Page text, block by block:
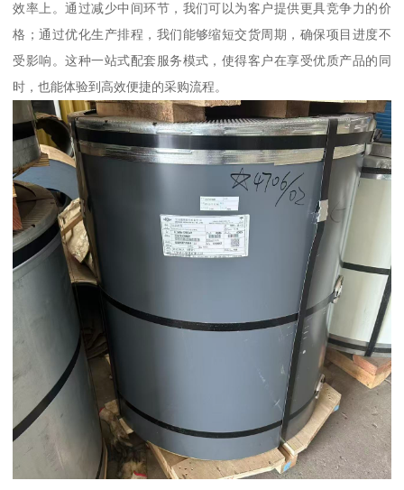
效率上。通过减少中间环节，我们可以为客户提供更具竞争力的价
格；通过优化生产排程，我们能够缩短交货周期，确保项目进度不
受影响。这种一站式配套服务模式，使得客户在享受优质产品的同
时，也能体验到高效便捷的采购流程。